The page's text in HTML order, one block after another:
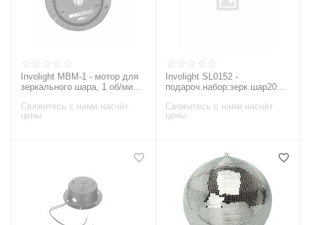
Involight MBM-1 - мотор для
зеркального шара, 1 об/мин,
50 см
Свяжитесь с нами насчёт
цены
Involight SL0152 -
подароч.набор:зерк.шар20см
батарейке,светоф,светильни
к с ламп 6В/4,5Вт
Свяжитесь с нами насчёт
цены